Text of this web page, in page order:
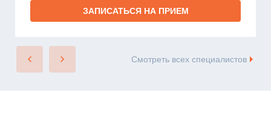
ЗАПИСАТЬСЯ НА ПРИЕМ
Смотреть всех специалистов